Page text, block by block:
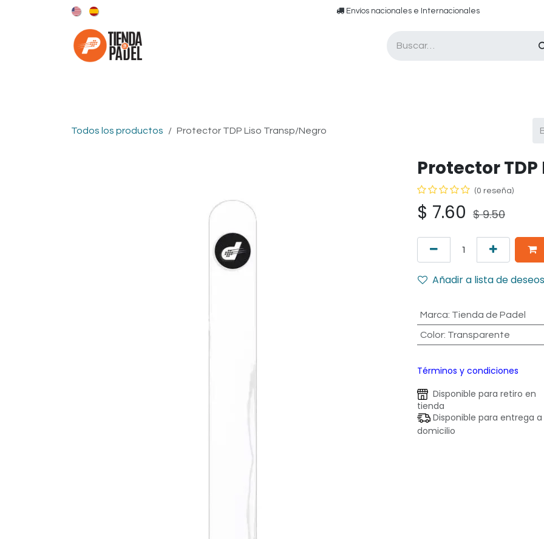
​​ E​nvíos nacionales e ​​​Internacionales​
Todos los productos Protector TDP Liso Transp/Negro
Protector
(0 reseña)
$ 7.60 $9.50
Añadir a lista de deseos
Marca: Tienda de Padel
Color: Transparente
Términos y condiciones
Disponible para retiro en
tienda
Disponible para entrega a
domicilio